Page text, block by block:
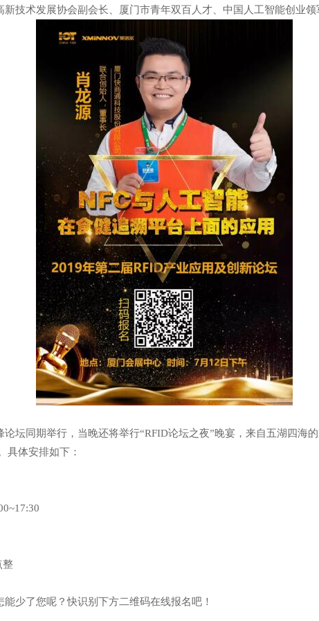
新技术发展协会副会长、厦门市青年双百人才、中国人工智能创业领
坛同期举行，当晚还将举行“RFID论坛之夜”晚宴，来自五湖四海
具体安排如下：
整
少了您呢？快识别下方二维码在线报名吧！